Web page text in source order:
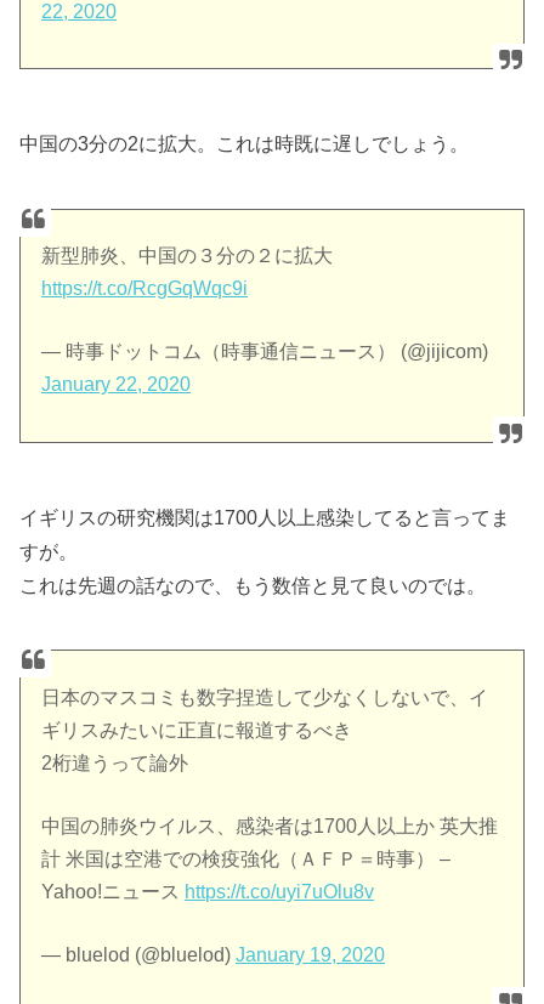
22, 2020
中国の3分の2に拡大。これは時既に遅しでしょう。
新型肺炎、中国の３分の２に拡大
https://t.co/RcgGqWqc9i
— 時事ドットコム（時事通信ニュース） (@jijicom)
January 22, 2020
イギリスの研究機関は1700人以上感染してると言ってま
すが。
これは先週の話なので、もう数倍と見て良いのでは。
日本のマスコミも数字捏造して少なくしないで、イ
ギリスみたいに正直に報道するべき
2桁違うって論外
中国の肺炎ウイルス、感染者は1700人以上か 英大推
計 米国は空港での検疫強化（ＡＦＰ＝時事） –
Yahoo!ニュース https://t.co/uyi7uOlu8v
— bluelod (@bluelod)January 19, 2020